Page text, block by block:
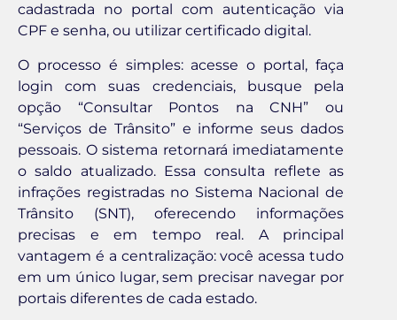
cadastrada no portal com autenticação via
CPF e senha, ou utilizar certificado digital.
O processo é simples: acesse o portal, faça
login com suas credenciais, busque pela
opção “Consultar Pontos na CNH” ou
“Serviços de Trânsito” e informe seus dados
pessoais. O sistema retornará imediatamente
o saldo atualizado. Essa consulta reflete as
infrações registradas no Sistema Nacional de
Trânsito (SNT), oferecendo informações
precisas e em tempo real. A principal
vantagem é a centralização: você acessa tudo
em um único lugar, sem precisar navegar por
portais diferentes de cada estado.